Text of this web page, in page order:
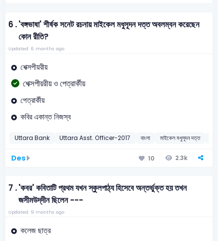
6 .'বঙ্গভাষা' শীর্ষক সনেট রচনায় মাইকেল মধুসূদন দত্ত অবলম্বন করেছেন
কোন রীতি?
Updated: 6 months ago
শেক্সপীয়রীয়
শেক্সপীয়রীয় ও পেত্রার্কীয়
পেত্রার্কীয়
কবির একান্ত নিজস্ব
Uttara Bank Uttara Asst. Officer-2017 বাংলা মাইকেল মধুসূদন দত্ত
Des 10 2.3k
7 .'কবর' কবিতাটি প্রথম যখন স্কুলপাঠ্য হিসেবে অন্তর্ভুক্ত হয় তখন
জসীমউদ্‌দীন ছিলেন ---
Updated: 9 months ago
কলেজ ছাত্র